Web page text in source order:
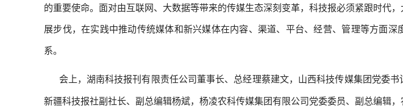
的重要使命。面对由互联网、大数据等带来的传媒生态深刻变革，科技报必须紧跟时代
展步伐，在实践中推动传统媒体和新兴媒体在内容、渠道、平台、经营、管理等方面
系。
会上，湖南科技报刊有限责任公司董事长、总经理蔡建文，山西科技传媒集团党委书
新疆科技报社副社长、副总编辑杨斌，杨凌农科传媒集团有限公司党委委员、副总编辑